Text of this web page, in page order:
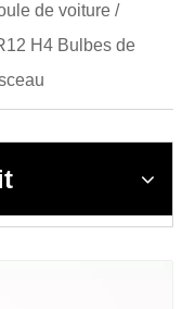
de voiture /
H4 Bulbes de